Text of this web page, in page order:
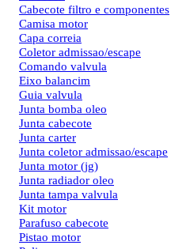
Cabecote filtro e componentes
Camisa motor
Capa correia
Coletor admissao/escape
Comando valvula
Eixo balancim
Guia valvula
Junta bomba oleo
Junta cabecote
Junta carter
Junta coletor admissao/escape
Junta motor (jg)
Junta radiador oleo
Junta tampa valvula
Kit motor
Parafuso cabecote
Pistao motor